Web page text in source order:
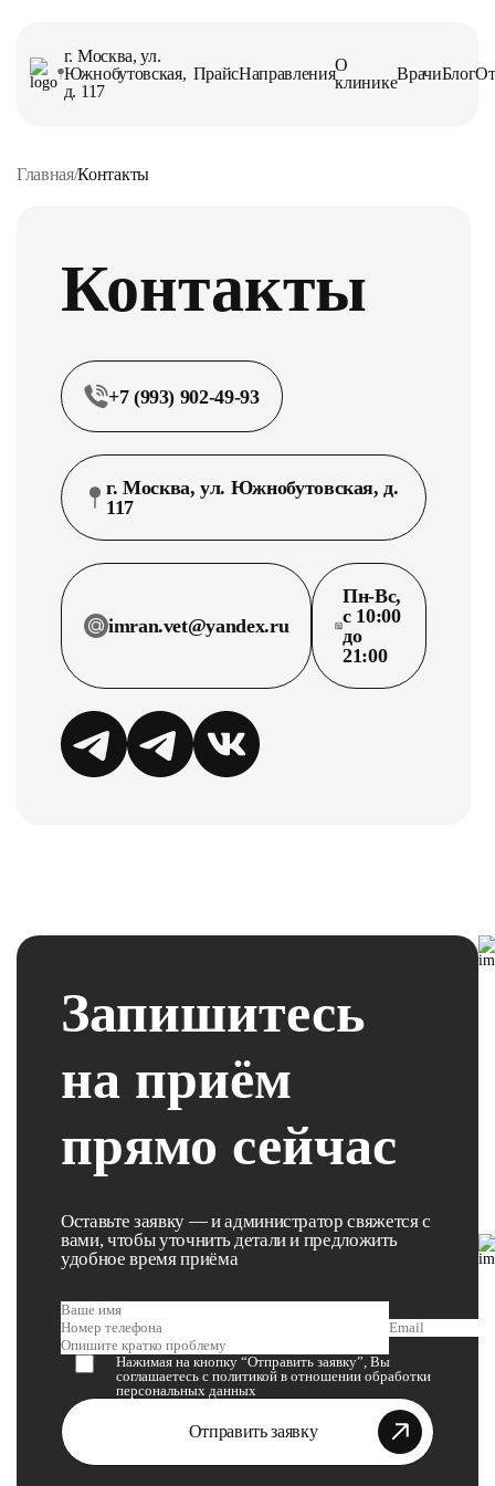
г. Москва, ул.
Южнобутовская,
д. 117
ПрайсНаправленияО
клиникеВрачиБлог
Главная/Контакты
Контакты
+7 (993) 902-49-93
г. Москва, ул. Южнобутовская, д.
117
imran.vet@yandex.ru
Пн-Вс,
с 10:00
до
21:00
Запишитесь
на приём
прямо сейчас
Оставьте заявку — и администратор свяжется с
вами, чтобы уточнить детали и предложить
удобное время приёма
Нажимая на кнопку “Отправить заявку”, Вы
соглашаетесь с политикой в отношении обработки
персональных данных
Отправить заявку